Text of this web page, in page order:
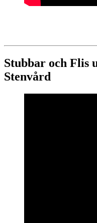
Stubbar och Flis
Stenvård